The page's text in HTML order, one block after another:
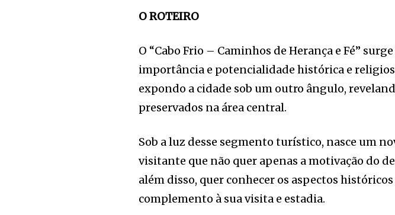
O ROTEIRO
O “Cabo Frio – Caminhos de Herança e Fé”
importância e potencialidade histórica e
expondo a cidade sob um outro ângulo,
preservados na área central.
Sob a luz desse segmento turístico, nasce um
visitante que não quer apenas a motivação do
além disso, quer conhecer os aspectos
complemento à sua visita e estadia.